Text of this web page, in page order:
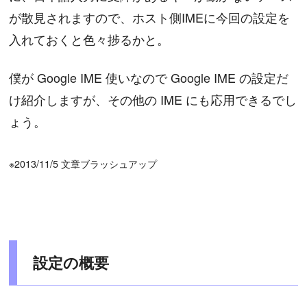
が散見されますので、ホスト側IMEに今回の設定を
入れておくと色々捗るかと。
僕が Google IME 使いなので Google IME の設定だ
け紹介しますが、その他の IME にも応用できるでし
ょう。
※2013/11/5 文章ブラッシュアップ
設定の概要